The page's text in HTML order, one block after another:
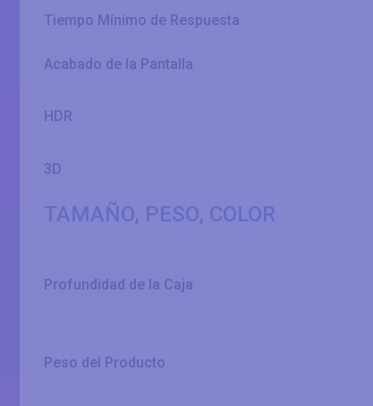
Tiempo Mínimo de Respuesta
Acabado de la Pantalla
HDR
3D
TAMAÑO, PESO, COLOR
Profundidad de la Caja
Peso del Producto